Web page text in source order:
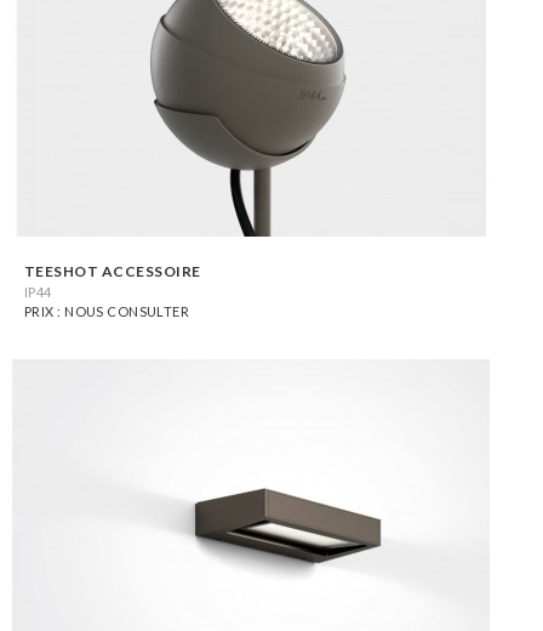
TEESHOT ACCESSOIRE
IP44
PRIX : NOUS CONSULTER